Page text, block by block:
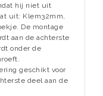
hij niet uit
uit: Klem32mm,
De montage
aan de achterste
onder de
geschikt voor
deel aan de